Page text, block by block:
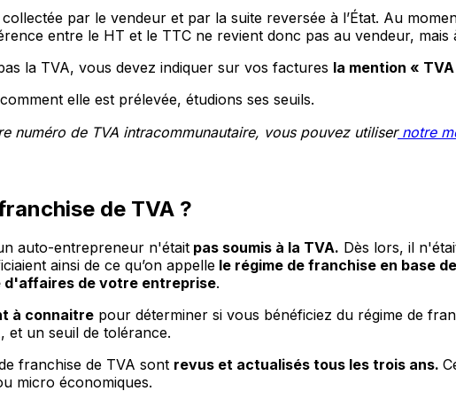
collectée par le vendeur et par la suite reversée à l’État. Au
entre le HT et le TTC ne revient donc pas au vendeur, mais
la TVA, vous devez indiquer sur vos factures la mention «
elle est prélevée, étudions ses seuils.
numéro de TVA intracommunautaire, vous pouvez utilisernotre
de TVA ?
auto-entrepreneur n'était pas soumis à la TVA. Dès lors, il
ainsi de ce qu’on appelle le régime de franchise en base
d'affaires de votre entreprise.
à connaitre pour déterminer si vous bénéficiez du régime de
et un seuil de tolérance.
franchise de TVA sont revus et actualisés tous les trois ans.
micro économiques.